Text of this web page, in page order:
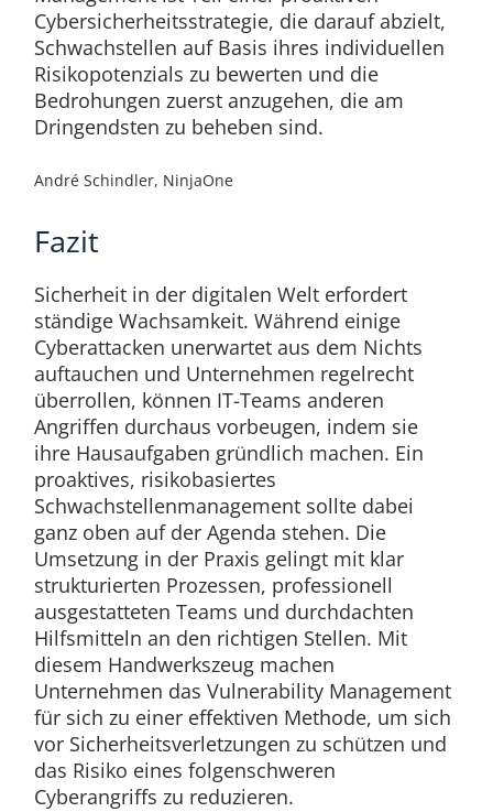
Cybersicherheitsstrategie, die darauf abzielt,
Schwachstellen auf Basis ihres individuellen
Risikopotenzials zu bewerten und die
Bedrohungen zuerst anzugehen, die am
Dringendsten zu beheben sind.
André Schindler, NinjaOne
Fazit
Sicherheit in der digitalen Welt erfordert
ständige Wachsamkeit. Während einige
Cyberattacken unerwartet aus dem Nichts
auftauchen und Unternehmen regelrecht
überrollen, können IT-Teams anderen
Angriffen durchaus vorbeugen, indem sie
ihre Hausaufgaben gründlich machen. Ein
proaktives, risikobasiertes
Schwachstellenmanagement sollte dabei
ganz oben auf der Agenda stehen. Die
Umsetzung in der Praxis gelingt mit klar
strukturierten Prozessen, professionell
ausgestatteten Teams und durchdachten
Hilfsmitteln an den richtigen Stellen. Mit
diesem Handwerkszeug machen
Unternehmen das Vulnerability Management
für sich zu einer effektiven Methode, um sich
vor Sicherheitsverletzungen zu schützen und
das Risiko eines folgenschweren
Cyberangriffs zu reduzieren.